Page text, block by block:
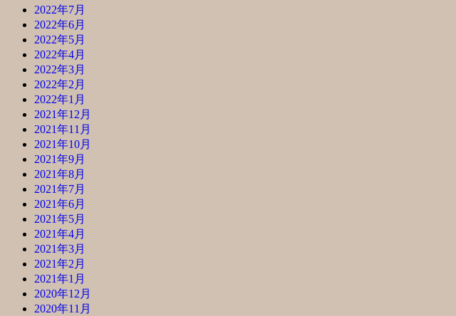
2022年7月
2022年6月
2022年5月
2022年4月
2022年3月
2022年2月
2022年1月
2021年12月
2021年11月
2021年10月
2021年9月
2021年8月
2021年7月
2021年6月
2021年5月
2021年4月
2021年3月
2021年2月
2021年1月
2020年12月
2020年11月